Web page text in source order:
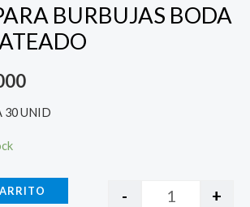
BURBUJAS BODA
30 UNID
- +